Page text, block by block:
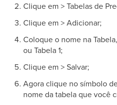
Clique em > Tabelas de
Clique em > Adicionar;
Coloque o nome na
ou Tabela 1;
Clique em > Salvar;
Agora clique no símbolo
nome da tabela que você